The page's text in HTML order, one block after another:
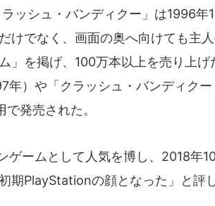
ッシュ・バンディクー」は1996年
けでなく、画面の奥へ向けても主
」を掲げ、100万本以上を売り上
年）や「クラッシュ・バンディク
で発売された。
ゲームとして人気を博し、2018年
期PlayStationの顔となった」と評